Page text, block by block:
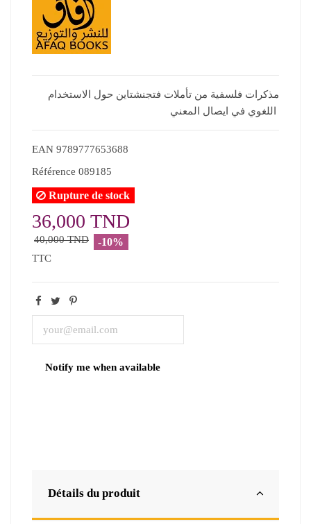
مذكرات فلسفية من تأملات فتجنشتاين حول الاستخدام
EAN 9789777653688
Référence 089185
Rupture de stock
36,000 TND
40,000 TND -10%
TTC
Détails du produit